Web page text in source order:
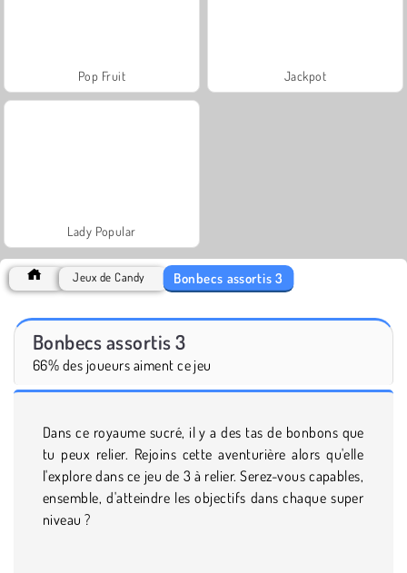
Pop Fruit Jackpot
Lady Popular
Jeux de Candy Bonbecs assortis 3
Bonbecs assortis 3
66% des joueurs aiment ce jeu
Dans ce royaume sucré, il y a des tas de bonbons que
tu peux relier. Rejoins cette aventurière alors qu'elle
l'explore dans ce jeu de 3 à relier. Serez-vous capables,
ensemble, d'atteindre les objectifs dans chaque super
niveau ?